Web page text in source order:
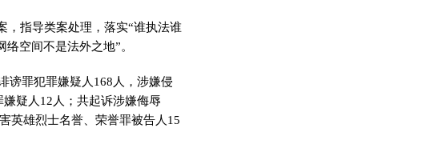
指导类案处理，落实“谁执法谁
空间不是法外之地”。
罪犯罪嫌疑人168人，涉嫌侵
疑人12人；共起诉涉嫌侮辱
英雄烈士名誉、荣誉罪被告人15